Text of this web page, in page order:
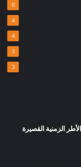
6
4
4
3
3
الزمنية القصيرة